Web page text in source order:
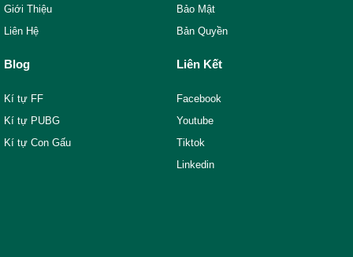
Giới Thiệu
Liên Hệ
Bảo Mật
Bản Quyền
Blog
Kí tự FF
Kí tự PUBG
Kí tự Con Gấu
Liên Kết
Facebook
Youtube
Tiktok
Linkedin